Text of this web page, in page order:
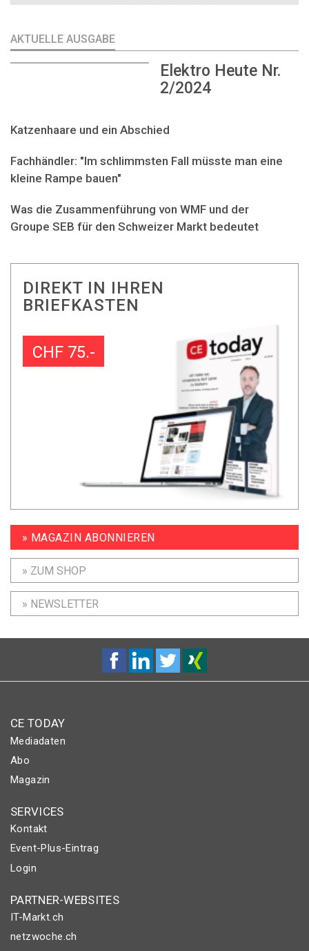
AKTUELLE AUSGABE
Elektro Heute Nr.
2/2024
Katzenhaare und ein Abschied
Fachhändler: "Im schlimmsten Fall müsste man eine
kleine Rampe bauen"
Was die Zusammenführung von WMF und der
Groupe SEB für den Schweizer Markt bedeutet
DIREKT IN IHREN
BRIEFKASTEN
CHF 75.-
» MAGAZIN ABONNIEREN
» ZUM SHOP
» NEWSLETTER
CE TODAY
Mediadaten
Abo
Magazin
SERVICES
Kontakt
Event-Plus-Eintrag
Login
PARTNER-WEBSITES
IT-Markt.ch
netzwoche.ch